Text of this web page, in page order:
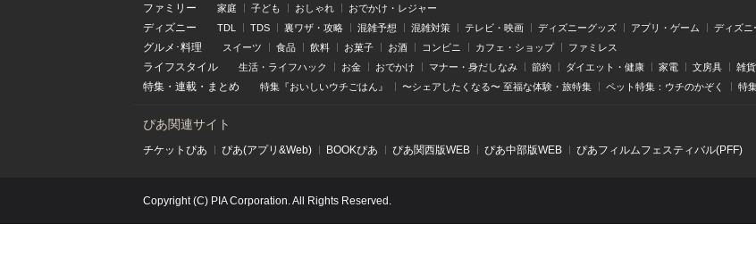
ファミリー 家庭 子ども おしゃれ おでかけ・レジャー
ディズニー TDL TDS 裏ワザ・攻略 混雑予想 混雑対策 テレビ・映画 ディズニーグッズ アプリ・ゲーム ディズニ
グルメ･料理 スイーツ 食品 飲料 お菓子 お酒 コンビニ カフェ・ショップ ファミレス
ライフスタイル 生活・ライフハック お金 おでかけ マナー・身だしなみ 節約 ダイエット・健康 家電 文房具 雑貨
特集 ・ 連載 ・ まとめ 特集『おいしいウチごはん』 〜シェアしたくなる〜 至福な体験・旅特集 ペット特集：ウチのかぞく 特
ぴあ関連サイト
チケットぴあ ぴあ(アプリ&Web) BOOKぴあ ぴあ関⻄版WEB ぴあ中部版WEB ぴあフィルムフェスティバル(PFF)
Copyright (C) PIA Corporation. All Rights Reserved.